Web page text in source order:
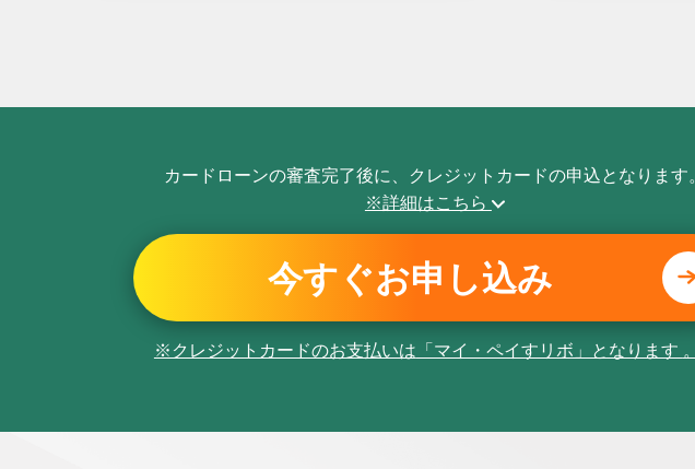
カードローンの審査完了後に、 クレジットカードの申込となります。
※詳細はこちら
今すぐお申し込み
※クレジットカードのお支払いは 「マイ・ペイすリボ」となります 。